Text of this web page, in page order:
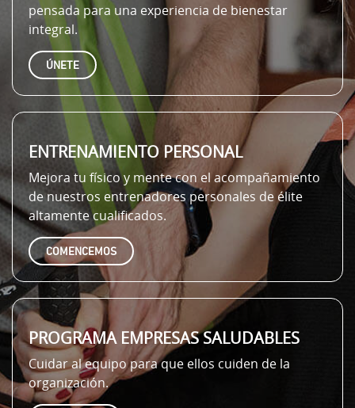
pensada para una experiencia de bienestar
integral.
ÚNETE
ENTRENAMIENTO PERSONAL
Mejora tu físico y mente con el acompañamiento
de nuestros entrenadores personales de élite
altamente cualificados.
COMENCEMOS
PROGRAMA EMPRESAS SALUDABLES
Cuidar al equipo para que ellos cuiden de la
organización.